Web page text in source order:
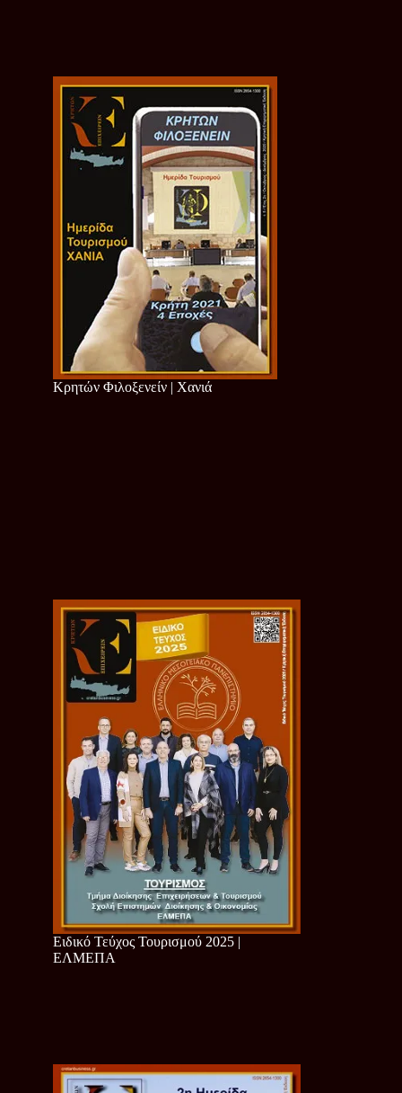
Κρητών Φιλοξενείν | Χανιά
Ειδικό Τεύχος Τουρισμού 2025 |
ΕΛΜΕΠΑ